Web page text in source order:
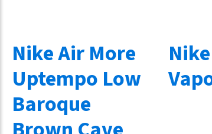
Nike Air More
Uptempo Low
Baroque